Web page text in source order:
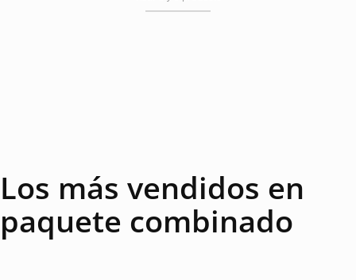
Los más vendidos en
paquete combinado